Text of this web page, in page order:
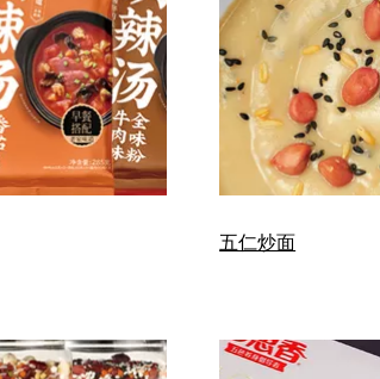
五仁炒面